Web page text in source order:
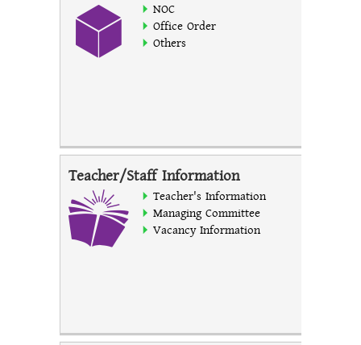
NOC
Office Order
Others
Teacher/Staff Information
Teacher's Information
Managing Committee
Vacancy Information